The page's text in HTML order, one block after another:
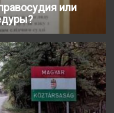
или